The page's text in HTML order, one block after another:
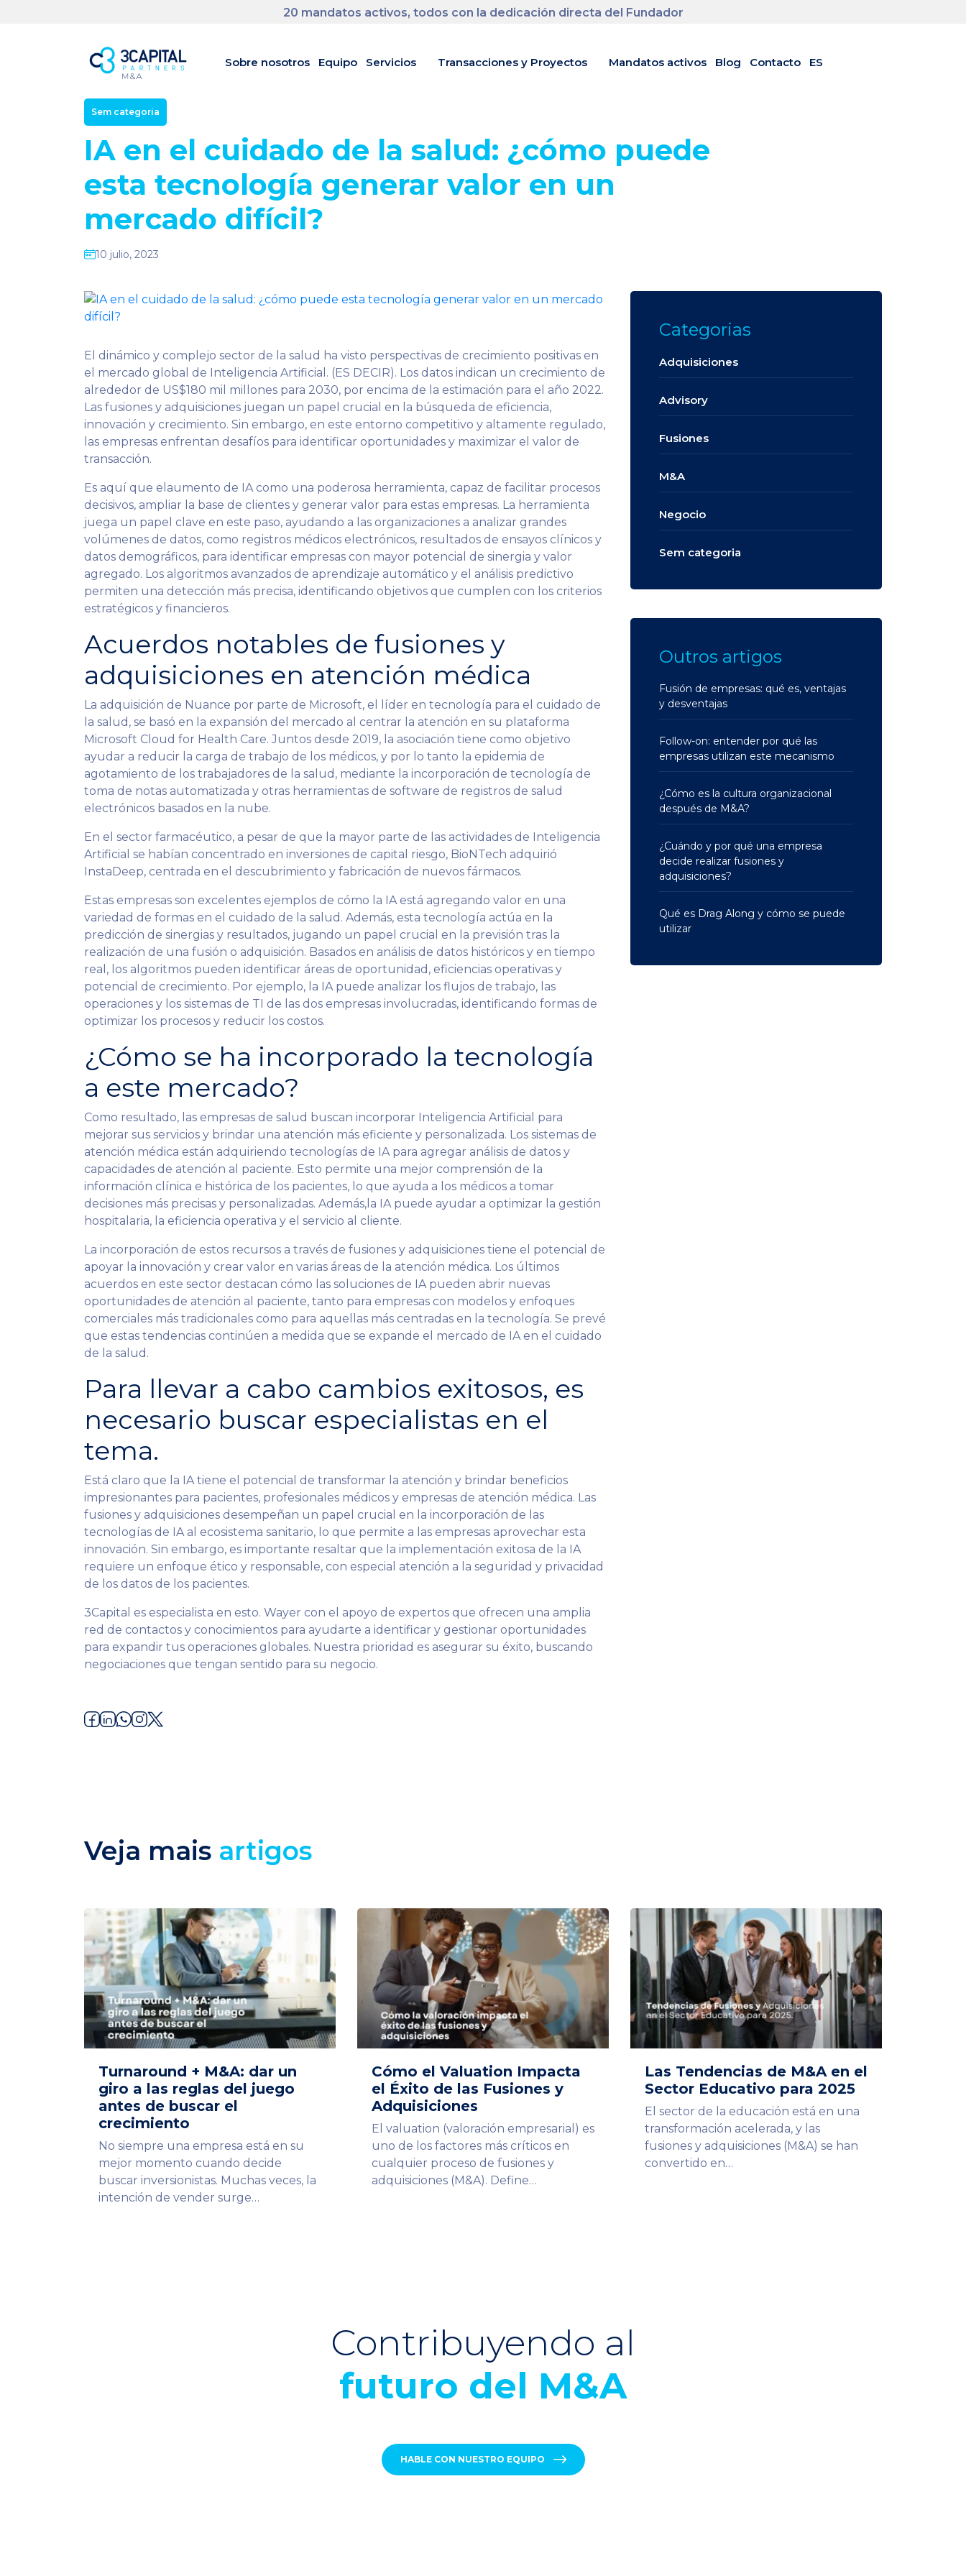
20 mandatos activos, todos con la dedicación directa del Fundador
Sobre nosotros Equipo Servicios Transacciones y Proyectos Mandatos activos Blog Contacto ES
Sem categoria
IA en el cuidado de la salud: ¿cómo puede
esta tecnología generar valor en un
mercado difícil?
10 julio, 2023
El dinámico y complejo sector de la salud ha visto perspectivas de crecimiento positivas en
el mercado global de Inteligencia Artificial. (ES DECIR). Los datos indican un crecimiento de
alrededor de US$180 mil millones para 2030, por encima de la estimación para el año 2022.
Las fusiones y adquisiciones juegan un papel crucial en la búsqueda de eficiencia,
innovación y crecimiento. Sin embargo, en este entorno competitivo y altamente regulado,
las empresas enfrentan desafíos para identificar oportunidades y maximizar el valor de
transacción.
Es aquí que elaumento de IA como una poderosa herramienta, capaz de facilitar procesos
decisivos, ampliar la base de clientes y generar valor para estas empresas. La herramienta
juega un papel clave en este paso, ayudando a las organizaciones a analizar grandes
volúmenes de datos, como registros médicos electrónicos, resultados de ensayos clínicos y
datos demográficos, para identificar empresas con mayor potencial de sinergia y valor
agregado. Los algoritmos avanzados de aprendizaje automático y el análisis predictivo
permiten una detección más precisa, identificando objetivos que cumplen con los criterios
estratégicos y financieros.
Acuerdos notables de fusiones y
adquisiciones en atención médica
La adquisición de Nuance por parte de Microsoft, el líder en tecnología para el cuidado de
la salud, se basó en la expansión del mercado al centrar la atención en su plataforma
Microsoft Cloud for Health Care. Juntos desde 2019, la asociación tiene como objetivo
ayudar a reducir la carga de trabajo de los médicos, y por lo tanto la epidemia de
agotamiento de los trabajadores de la salud, mediante la incorporación de tecnología de
toma de notas automatizada y otras herramientas de software de registros de salud
electrónicos basados ​​en la nube.
En el sector farmacéutico, a pesar de que la mayor parte de las actividades de Inteligencia
Artificial se habían concentrado en inversiones de capital riesgo, BioNTech adquirió
InstaDeep, centrada en el descubrimiento y fabricación de nuevos fármacos.
Estas empresas son excelentes ejemplos de cómo la IA está agregando valor en una
variedad de formas en el cuidado de la salud. Además, esta tecnología actúa en la
predicción de sinergias y resultados, jugando un papel crucial en la previsión tras la
realización de una fusión o adquisición. Basados ​​en análisis de datos históricos y en tiempo
real, los algoritmos pueden identificar áreas de oportunidad, eficiencias operativas y
potencial de crecimiento. Por ejemplo, la IA puede analizar los flujos de trabajo, las
operaciones y los sistemas de TI de las dos empresas involucradas, identificando formas de
optimizar los procesos y reducir los costos.
¿Cómo se ha incorporado la tecnología
a este mercado?
Como resultado, las empresas de salud buscan incorporar Inteligencia Artificial para
mejorar sus servicios y brindar una atención más eficiente y personalizada. Los sistemas de
atención médica están adquiriendo tecnologías de IA para agregar análisis de datos y
capacidades de atención al paciente. Esto permite una mejor comprensión de la
información clínica e histórica de los pacientes, lo que ayuda a los médicos a tomar
decisiones más precisas y personalizadas. Además,la IA puede ayudar a optimizar la gestión
hospitalaria, la eficiencia operativa y el servicio al cliente.
La incorporación de estos recursos a través de fusiones y adquisiciones tiene el potencial de
apoyar la innovación y crear valor en varias áreas de la atención médica. Los últimos
acuerdos en este sector destacan cómo las soluciones de IA pueden abrir nuevas
oportunidades de atención al paciente, tanto para empresas con modelos y enfoques
comerciales más tradicionales como para aquellas más centradas en la tecnología. Se prevé
que estas tendencias continúen a medida que se expande el mercado de IA en el cuidado
de la salud.
Para llevar a cabo cambios exitosos, es
necesario buscar especialistas en el
tema.
Está claro que la IA tiene el potencial de transformar la atención y brindar beneficios
impresionantes para pacientes, profesionales médicos y empresas de atención médica. Las
fusiones y adquisiciones desempeñan un papel crucial en la incorporación de las
tecnologías de IA al ecosistema sanitario, lo que permite a las empresas aprovechar esta
innovación. Sin embargo, es importante resaltar que la implementación exitosa de la IA
requiere un enfoque ético y responsable, con especial atención a la seguridad y privacidad
de los datos de los pacientes.
3Capital es especialista en esto. Wayer con el apoyo de expertos que ofrecen una amplia
red de contactos y conocimientos para ayudarte a identificar y gestionar oportunidades
para expandir tus operaciones globales. Nuestra prioridad es asegurar su éxito, buscando
negociaciones que tengan sentido para su negocio.
Categorias
Adquisiciones
Advisory
Fusiones
M&A
Negocio
Sem categoria
Outros artigos
Fusión de empresas: qué es, ventajas
y desventajas
Follow-on: entender por qué las
empresas utilizan este mecanismo
¿Cómo es la cultura organizacional
después de M&A?
¿Cuándo y por qué una empresa
decide realizar fusiones y
adquisiciones?
Qué es Drag Along y cómo se puede
utilizar
Veja mais artigos
Turnaround + M&A: dar un
giro a las reglas del juego
antes de buscar el
crecimiento
No siempre una empresa está en su
mejor momento cuando decide
buscar inversionistas. Muchas veces, la
intención de vender surge…
Cómo el Valuation Impacta
el Éxito de las Fusiones y
Adquisiciones
El valuation (valoración empresarial) es
uno de los factores más críticos en
cualquier proceso de fusiones y
adquisiciones (M&A). Define…
Las Tendencias de M&A en el
Sector Educativo para 2025
El sector de la educación está en una
transformación acelerada, y las
fusiones y adquisiciones (M&A) se han
convertido en…
Contribuyendo al
futuro del M&A
HABLE CON NUESTRO EQUIPO